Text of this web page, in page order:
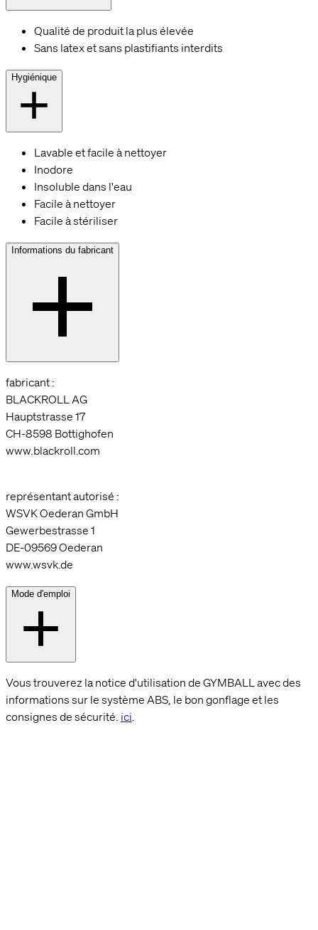
Qualité de produit la plus élevée
Sans latex et sans plastifiants interdits
Hygiénique
Lavable et facile à nettoyer
Inodore
Insoluble dans l'eau
Facile à nettoyer
Facile à stériliser
Informations du fabricant
fabricant :
BLACKROLL AG
Hauptstrasse 17
CH-8598 Bottighofen
www.blackroll.com
représentant autorisé :
WSVK Oederan GmbH
Gewerbestrasse 1
DE-09569 Oederan
www.wsvk.de
Mode d'emploi
Vous trouverez la notice d'utilisation de GYMBALL avec des
informations sur le système ABS, le bon gonflage et les
consignes de sécurité. ici